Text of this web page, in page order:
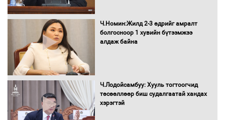
буй асуудлуудыг Засгийн газрын
хуралдаанд танилцуулж,
шийдвэрлүүлнэ
оролцож байгаа баг тамирчдад
амжилт хүслээ
Ч.Номин:Жилд 2-3 өдрийг амралт
болгосноор 1 хувийн бүтээмжээ
алдаж байна
Ч.Лодойсамбуу: Хууль тогтоогчид
төсөөллөөр биш судалгаатай хандах
хэрэгтэй